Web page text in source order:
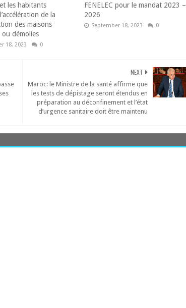
les habitants
de la
des maisons
ou démolies
18, 2023 0
FENELEC pour le mandat 2023 –
2026
September 18, 2023 0
NEXT
Maroc: le Ministre de la santé affirme que
les tests de dépistage seront étendus en
préparation au déconfinement et l’état
d’urgence sanitaire doit être maintenu